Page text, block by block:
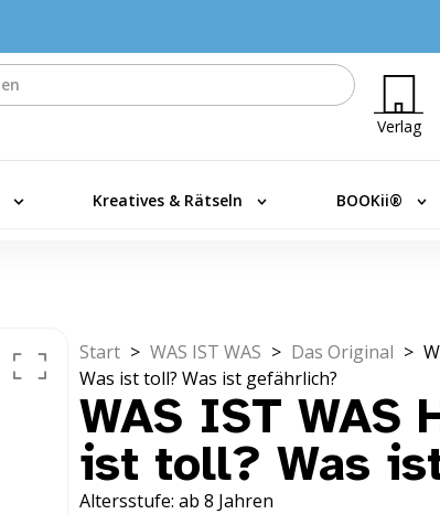
Verlag
Kreatives & Rätseln BOOKii®
Start > WAS IST WAS > Das Original >
Was ist toll? Was ist gefährlich?
WAS IST WAS
ist toll? Was
Altersstufe: ab 8 Jahren